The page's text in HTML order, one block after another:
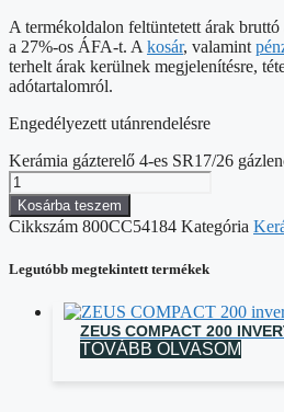
A termékoldalon feltüntetett árak
a 27%-os ÁFA-t. A kosár, valamint
terhelt árak kerülnek megjelenítésre,
adótartalomról.
Engedélyezett utánrendelésre
Kerámia gázterelő 4-es SR17/26
Kosárba teszem
Cikkszám 800CC54184 Kategória
Legutóbb megtekintett termékek
ZEUS COMPACT 200
TOVÁBB OLVASOM